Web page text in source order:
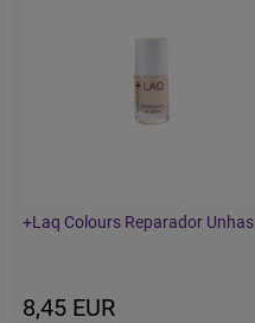
+Laq Colours Reparador Unhas
8,45 EUR